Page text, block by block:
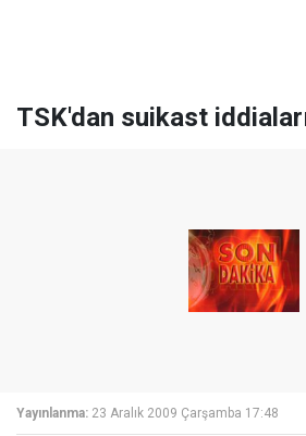
TSK'dan suikast
Yayınlanma: 23 Aralık 2009 Çarşamba 17:48